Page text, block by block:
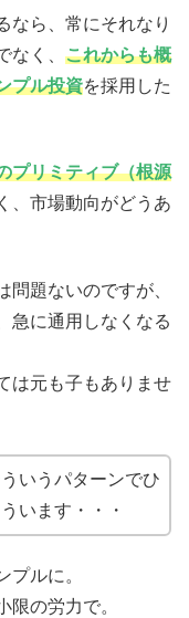
なら、常にそれなり
なく、 これからも概
プル投資を採用した
プリミティブ（根源
、市場動向がどうあ
題ないのですが、
急に通用しなくなる
は元も子もありませ
いうパターンでひ
います・・・
プルに。
の労力で。